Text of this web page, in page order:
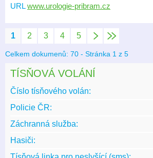
URLwww.urologie-pribram.cz
1 2 3 4 5
Celkem dokumenů: 70 - Stránka 1 z 5
TÍSŇOVÁ VOLÁNÍ
Číslo tísňového volán:
Policie ČR:
Záchranná služba:
Hasiči: